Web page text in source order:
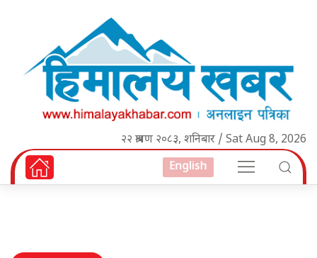
२२ श्रावण २०८३, शनिबार / Sat Aug 8, 2026
English